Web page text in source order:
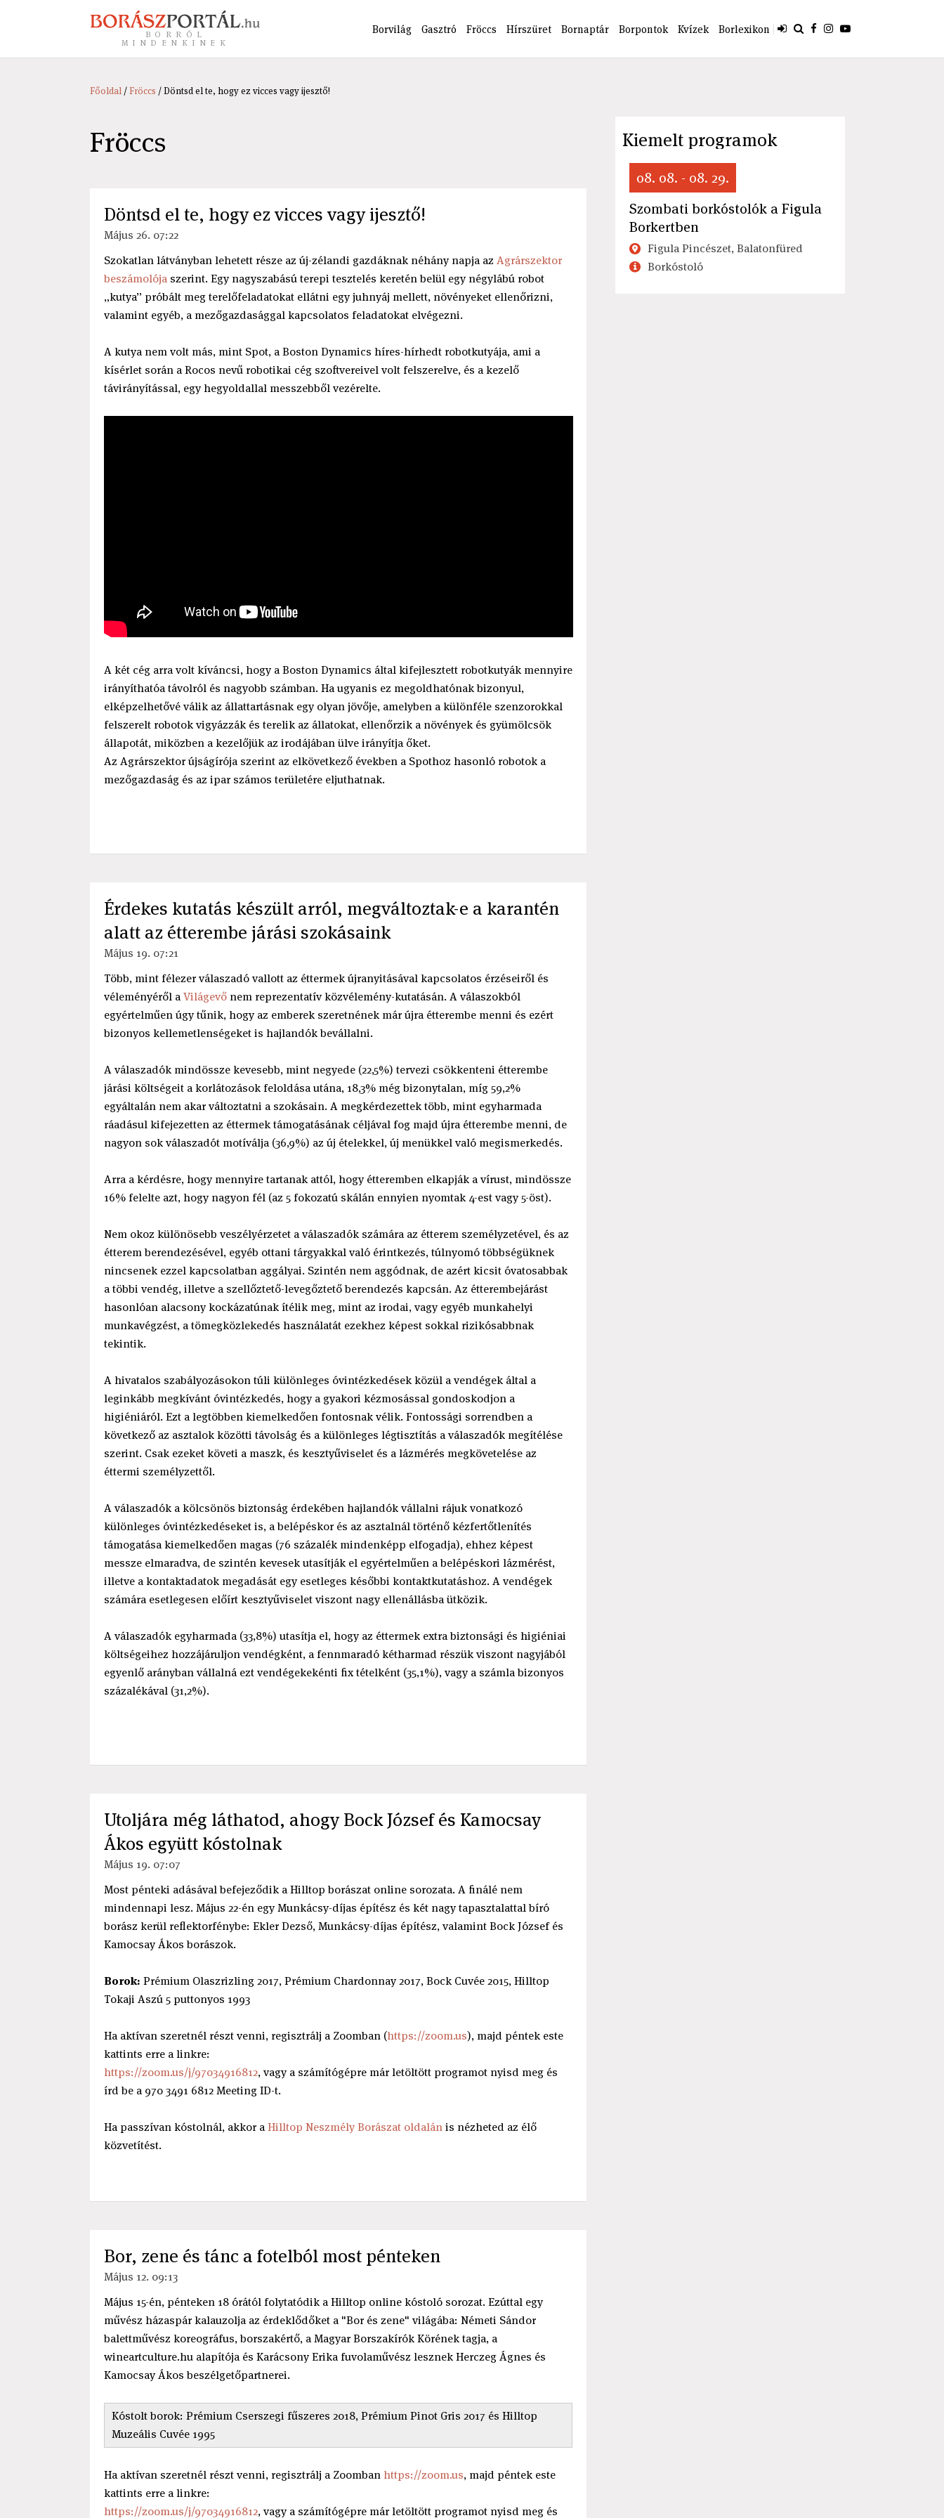
BORRÓL
MINDENKINEK
Borvilág Gasztró Fröccs Hírszüret Bornaptár Borpontok Kvízek Borlexikon
Főoldal/Fröccs / Döntsd el te, hogy ez vicces vagy ijesztő!
Fröccs
Döntsd el te, hogy ez vicces vagy ijesztő!
Május 26. 07:22
Szokatlan látványban lehetett része az új-zélandi gazdáknak néhány napja az Agrárszektor
beszámolójaszerint. Egy nagyszabású terepi tesztelés keretén belül egy négylábú robot
„kutya” próbált meg terelőfeladatokat ellátni egy juhnyáj mellett, növényeket ellenőrizni,
valamint egyéb, a mezőgazdasággal kapcsolatos feladatokat elvégezni.
A kutya nem volt más, mint Spot, a Boston Dynamics híres-hírhedt robotkutyája, ami a
kísérlet során a Rocos nevű robotikai cég szoftvereivel volt felszerelve, és a kezelő
távirányítással, egy hegyoldallal messzebből vezérelte.
A két cég arra volt kíváncsi, hogy a Boston Dynamics által kifejlesztett robotkutyák mennyire
irányíthatóa távolról és nagyobb számban. Ha ugyanis ez megoldhatónak bizonyul,
elképzelhetővé válik az állattartásnak egy olyan jövője, amelyben a különféle szenzorokkal
felszerelt robotok vigyázzák és terelik az állatokat, ellenőrzik a növények és gyümölcsök
állapotát, miközben a kezelőjük az irodájában ülve irányítja őket.
Az Agrárszektor újságírója szerint az elkövetkező években a Spothoz hasonló robotok a
mezőgazdaság és az ipar számos területére eljuthatnak.
Érdekes kutatás készült arról, megváltoztak-e a karantén
alatt az étterembe járási szokásaink
Május 19. 07:21
Több, mint félezer válaszadó vallott az éttermek újranyitásával kapcsolatos érzéseiről és
véleményéről aVilágevőnem reprezentatív közvélemény-kutatásán. A válaszokból
egyértelműen úgy tűnik, hogy az emberek szeretnének már újra étterembe menni és ezért
bizonyos kellemetlenségeket is hajlandók bevállalni.
A válaszadók mindössze kevesebb, mint negyede (22,5%) tervezi csökkenteni étterembe
járási költségeit a korlátozások feloldása utána, 18,3% még bizonytalan, míg 59,2%
egyáltalán nem akar változtatni a szokásain. A megkérdezettek több, mint egyharmada
ráadásul kifejezetten az éttermek támogatásának céljával fog majd újra étterembe menni, de
nagyon sok válaszadót motíválja (36,9%) az új ételekkel, új menükkel való megismerkedés.
Arra a kérdésre, hogy mennyire tartanak attól, hogy étteremben elkapják a vírust, mindössze
16% felelte azt, hogy nagyon fél (az 5 fokozatú skálán ennyien nyomtak 4-est vagy 5-öst).
Nem okoz különösebb veszélyérzetet a válaszadók számára az étterem személyzetével, és az
étterem berendezésével, egyéb ottani tárgyakkal való érintkezés, túlnyomó többségüknek
nincsenek ezzel kapcsolatban aggályai. Szintén nem aggódnak, de azért kicsit óvatosabbak
a többi vendég, illetve a szellőztető-levegőztető berendezés kapcsán. Az étterembejárást
hasonlóan alacsony kockázatúnak ítélik meg, mint az irodai, vagy egyéb munkahelyi
munkavégzést, a tömegközlekedés használatát ezekhez képest sokkal rizikósabbnak
tekintik.
A hivatalos szabályozásokon túli különleges óvintézkedések közül a vendégek által a
leginkább megkívánt óvintézkedés, hogy a gyakori kézmosással gondoskodjon a
higiéniáról. Ezt a legtöbben kiemelkedően fontosnak vélik. Fontossági sorrendben a
következő az asztalok közötti távolság és a különleges légtisztítás a válaszadók megítélése
szerint. Csak ezeket követi a maszk, és kesztyűviselet és a lázmérés megkövetelése az
éttermi személyzettől.
A válaszadók a kölcsönös biztonság érdekében hajlandók vállalni rájuk vonatkozó
különleges óvintézkedéseket is, a belépéskor és az asztalnál történő kézfertőtlenítés
támogatása kiemelkedően magas (76 százalék mindenképp elfogadja), ehhez képest
messze elmaradva, de szintén kevesek utasítják el egyértelműen a belépéskori lázmérést,
illetve a kontaktadatok megadását egy esetleges későbbi kontaktkutatáshoz. A vendégek
számára esetlegesen előírt kesztyűviselet viszont nagy ellenállásba ütközik.
A válaszadók egyharmada (33,8%) utasítja el, hogy az éttermek extra biztonsági és higiéniai
költségeihez hozzájáruljon vendégként, a fennmaradó kétharmad részük viszont nagyjából
egyenlő arányban vállalná ezt vendégekekénti fix tételként (35,1%), vagy a számla bizonyos
százalékával (31,2%).
Utoljára még láthatod, ahogy Bock József és Kamocsay
Ákos együtt kóstolnak
Május 19. 07:07
Most pénteki adásával befejeződik a Hilltop borászat online sorozata. A finálé nem
mindennapi lesz. Május 22-én egy Munkácsy-díjas építész és két nagy tapasztalattal bíró
borász kerül reflektorfénybe: Ekler Dezső, Munkácsy-díjas építész, valamint Bock József és
Kamocsay Ákos borászok.
Borok: Prémium Olaszrizling 2017, Prémium Chardonnay 2017, Bock Cuvée 2015, Hilltop
Tokaji Aszú 5 puttonyos 1993
Ha aktívan szeretnél részt venni, regisztrálj a Zoomban (https://zoom.us), majd péntek este
kattints erre a linkre:
https://zoom.us/j/97034916812, vagy a számítógépre már letöltött programot nyisd meg és
írd be a 970 3491 6812 Meeting ID-t.
Ha passzívan kóstolnál, akkor aHilltop Neszmély Borászat oldalánis nézheted az élő
közvetítést.
Bor, zene és tánc a fotelból most pénteken
Május 12. 09:13
Május 15-én, pénteken 18 órától folytatódik a Hilltop online kóstoló sorozat. Ezúttal egy
művész házaspár kalauzolja az érdeklődőket a "Bor és zene" világába: Németi Sándor
balettművész koreográfus, borszakértő, a Magyar Borszakírók Körének tagja, a
wineartculture.hu alapítója és Karácsony Erika fuvolaművész lesznek Herczeg Ágnes és
Kamocsay Ákos beszélgetőpartnerei.
Kóstolt borok: Prémium Cserszegi fűszeres 2018, Prémium Pinot Gris 2017 és Hilltop
Muzeális Cuvée 1995
Ha aktívan szeretnél részt venni, regisztrálj a Zoomban https://zoom.us, majd péntek este
kattints erre a linkre:
https://zoom.us/j/97034916812, vagy a számítógépre már letöltött programot nyisd meg és
Kiemelt programok
08. 08. - 08. 29.
Szombati borkóstolók a Figula
Borkertben
Figula Pincészet, Balatonfüred
Borkóstoló